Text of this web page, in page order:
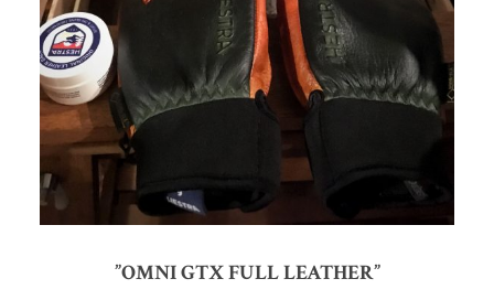
”OMNI GTX FULL LEATHER”